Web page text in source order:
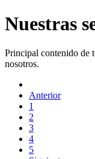
Nuestras
Principal contenido de
nosotros.
Anterior
1
2
3
4
5